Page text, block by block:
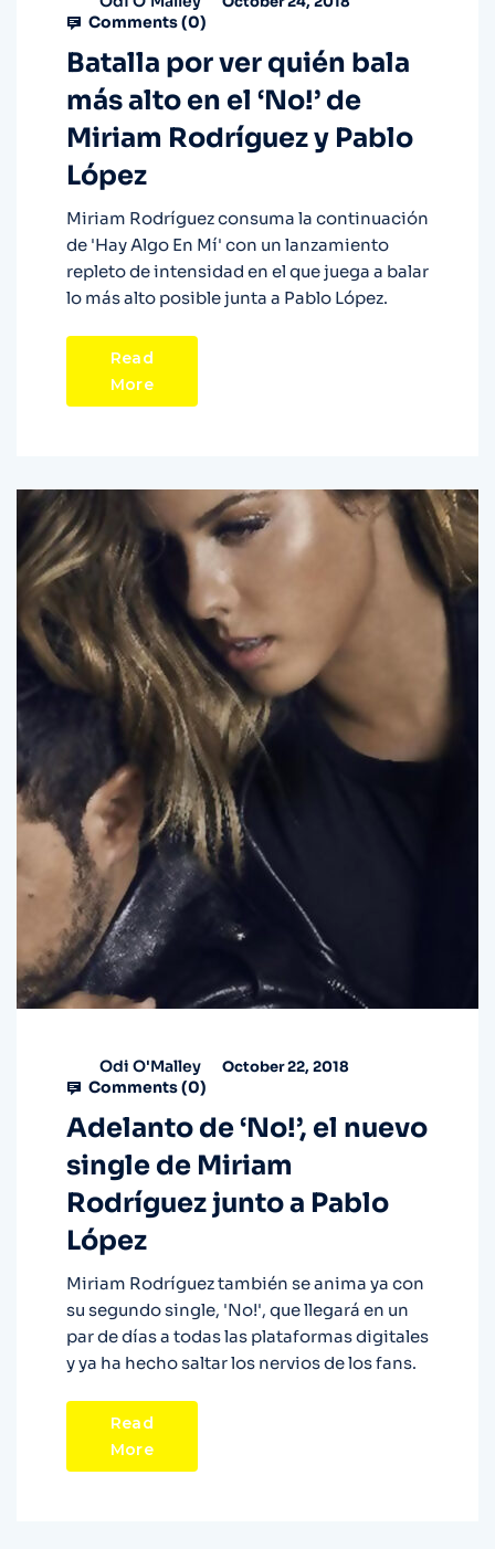
Comments (0)
Batalla por ver quién bala
más alto en el ‘No!’ de
Miriam Rodríguez y Pablo
López
Miriam Rodríguez consuma la continuación
de 'Hay Algo En Mí' con un lanzamiento
repleto de intensidad en el que juega a balar
lo más alto posible junta a Pablo López.
Read
More
Odi O'Malley October 22, 2018
Comments (0)
Adelanto de ‘No!’, el nuevo
single de Miriam
Rodríguez junto a Pablo
López
Miriam Rodríguez también se anima ya con
su segundo single, 'No!', que llegará en un
par de días a todas las plataformas digitales
y ya ha hecho saltar los nervios de los fans.
Read
More